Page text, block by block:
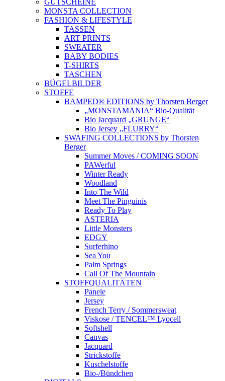
GUTSCHEINE
MONSTA COLLECTION
FASHION & LIFESTYLE
TASSEN
ART PRINTS
SWEATER
BABY BODIES
T-SHIRTS
TASCHEN
BÜGELBILDER
STOFFE
BAMPED® EDITIONS by Thorsten Berger
„MONSTAMANIA“ Bio-Qualität
Bio Jacquard „GRUNGE“
Bio Jersey „FLURRY“
SWAFING COLLECTIONS by Thorsten
Berger
Summer Moves / COMING SOON
PAWerful
Winter Ready
Woodland
Into The Wild
Meet The Pinguinis
Ready To Play
ASTERIA
Little Monsters
EDGY
Surferhino
Sea You
Palm Springs
Call Of The Mountain
STOFFQUALITÄTEN
Panele
Jersey
French Terry / Sommersweat
Viskose / TENCEL™ Lyocell
Softshell
Canvas
Jacquard
Strickstoffe
Kuschelstoffe
Bio-/Bündchen